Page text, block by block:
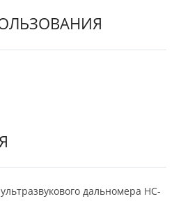
дальномера HC-